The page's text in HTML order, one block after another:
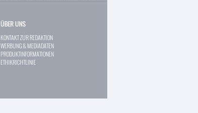
ÜBER UNS
KONTAKT ZUR REDAKTION
WERBUNG & MEDIADATEN
PRODUKTINFORMATIONEN
ETHIKRICHTLINIE